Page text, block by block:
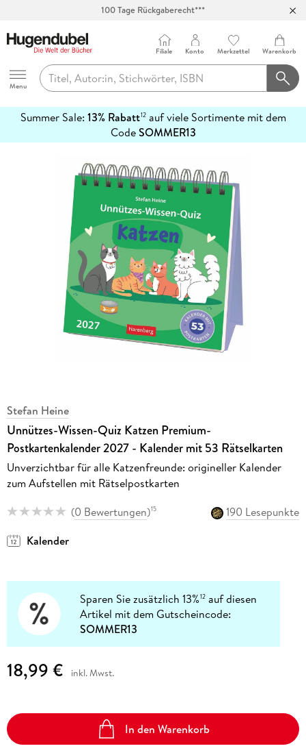
100 Tage Rückgaberecht***
Hugendubel
Menu
Filiale Konto Merkzettel Warenkorb
Summer Sale: 13% Rabatt12auf viele Sortimente mit dem
CodeSOMMER13
erfahren
Stefan Heine
Unnützes-Wissen-Quiz Katzen Premium-
Postkartenkalender 2027 - Kalender mit 53 Rätselkarten
Unverzichtbar für alle Katzenfreunde: origineller Kalender
zum Aufstellen mit Rätselpostkarten
(0 Bewertungen)15
190 Lesepunkte
Kalender
Sparen Sie zusätzlich 13%12 auf diesen
Artikel mit dem Gutscheincode:
SOMMER13
18,99 € inkl. Mwst.
In den Warenkorb